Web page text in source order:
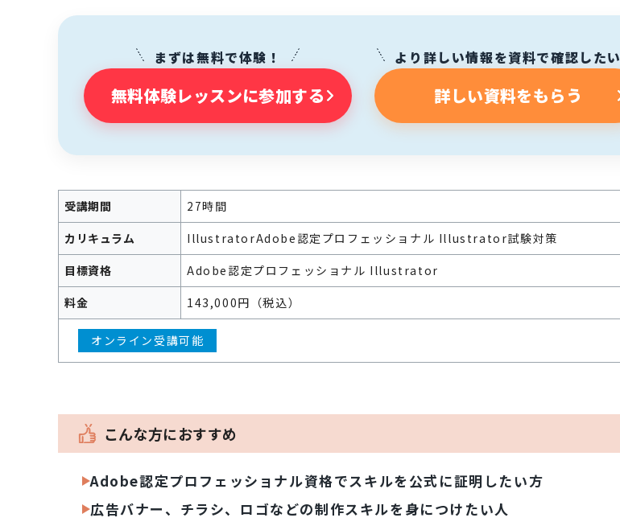
まずは無料で体験！
無料体験レッスンに参加する
より詳しい情報を資料で確認したい
詳しい資料をもらう
受講期間
27時間
カリキュラム
IllustratorAdobe認定プロフェッショナル Illustrator試験対策
目標資格
Adobe認定プロフェッショナル Illustrator
料金
143,000円（税込）
オンライン受講可能
こんな方におすすめ
Adobe認定プロフェッショナル資格でスキルを公式に証明したい方
広告バナー、チラシ、ロゴなどの制作スキルを身につけたい人